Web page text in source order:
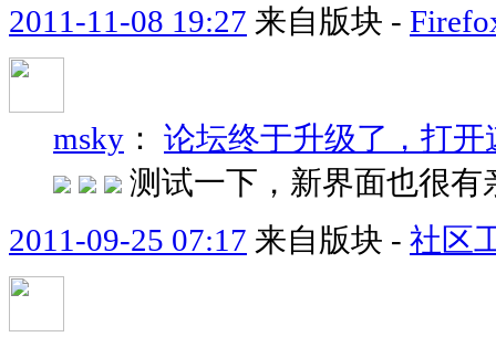
2011-11-08 19:27 来自版块 -
msky ： 论坛终于升级了，打
测试一下，新界面也很
2011-09-25 07:17 来自版块 - 社区